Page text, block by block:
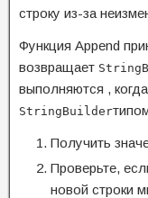
строку из-за
Функция Append
возвращает
выполняются ,
StringBuilder
Получить
Проверьте,
новой строки